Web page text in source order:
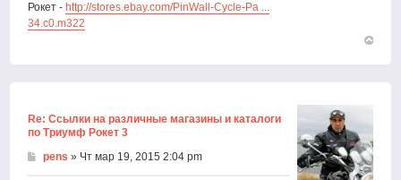
Рокет - http://stores.ebay.com/PinWall-Cycle-Pa ...
34.c0.m322
Re: Ссылки на различные магазины и каталоги
по Триумф Рокет 3
pens » Чт мар 19, 2015 2:04 pm